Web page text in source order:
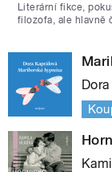
Literární fikce,
filozofa, ale hlavně